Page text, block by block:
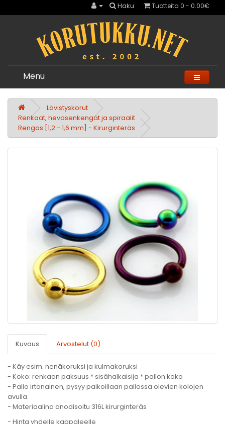
Haku Tuotteita 0 - 0.00€
Menu
Lävistyskorut
Renkaat, hevosenkengät ja spiraalit
Rengas [1,2 - 1,6 mm] - Kirurginteräs
Kuvaus Arvostelut (0)
- Käy esim. nenäkoruksi ja kulmakoruksi
- Koko: renkaan paksuus * sisähalkaisija * pallon koko
- Pallo irtonainen, pysyy paikoillaan pallossa olevien kolojen
avulla.
- Materiaalina anodisoitu 316L kirurginteräs
- Hinta yhdelle kappaleelle